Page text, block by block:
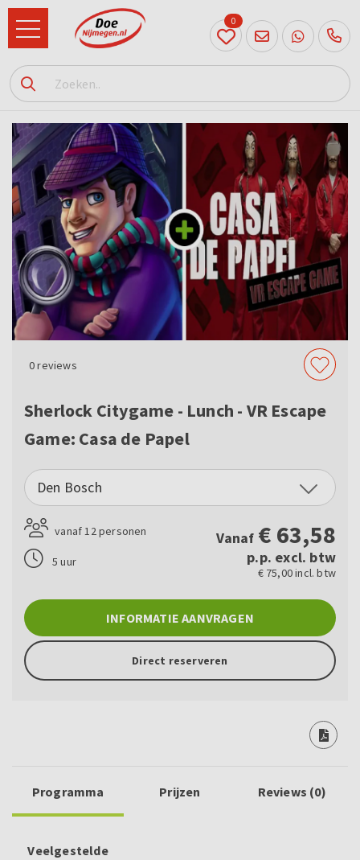
024
204
20 31
0
0reviews
Sherlock Citygame - Lunch - VR Escape
Game: Casa de Papel
Den Bosch
vanaf 12 personen
5 uur
Vanaf € 63,58
p.p. excl. btw
€ 75,00 incl. btw
INFORMATIE AANVRAGEN
Direct reserveren
Programma Prijzen Reviews (0)
Veelgestelde